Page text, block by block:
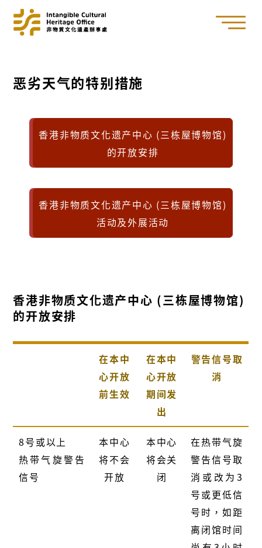
恶劣天气的特别措施
香港非物质文化遗产中心 (三栋屋博物馆)
的开放安排
香港非物质文化遗产中心 (三栋屋博物馆)
活动及外展活动
香港非物质文化遗产中心 (三栋屋博物馆)
的开放安排
在本中
心开放
前生效
在本中
心开放
期间发
出
警告信号取
消
8号或以上
热带气旋警告
信号
本中心
将不会
开放
本中心
将会关
闭
在热带气旋
警告信号取
消或改为3
号或更低信
号时，如距
离闭馆时间